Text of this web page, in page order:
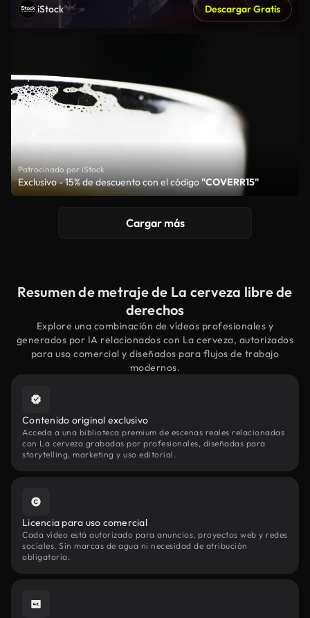
iStock Descargar Gratis
Patrocinado por iStock
Exclusivo - 15% de descuento con el código"COVERR15"
Cargar más
Resumen de metraje de La cerveza libre de
derechos
Explore una combinación de vídeos profesionales y
generados por IA relacionados con La cerveza, autorizados
para uso comercial y diseñados para flujos de trabajo
modernos.
Contenido original exclusivo
Acceda a una biblioteca premium de escenas reales relacionadas
con La cerveza grabadas por profesionales, diseñadas para
storytelling, marketing y uso editorial.
Licencia para uso comercial
Cada vídeo está autorizado para anuncios, proyectos web y redes
sociales. Sin marcas de agua ni necesidad de atribución
obligatoria.